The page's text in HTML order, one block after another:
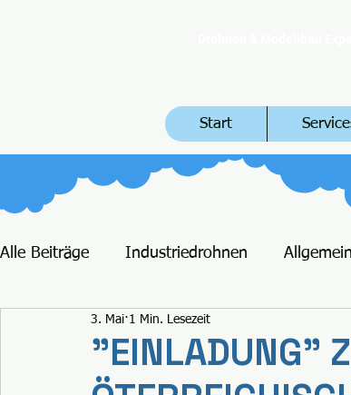
Start
Alle Beiträge Industriedrohnen Allgemein
"EINLADUNG"
3. Mai 1 Min. Lesezeit